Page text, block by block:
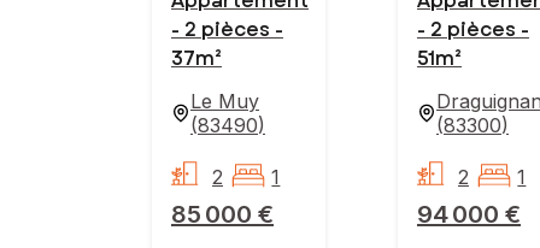
- 2 pièces -
37m²
Le Muy
(83490)
85 000 €
2 1
- 2 pièces -
51m²
(83300)
94 000 €
2 1